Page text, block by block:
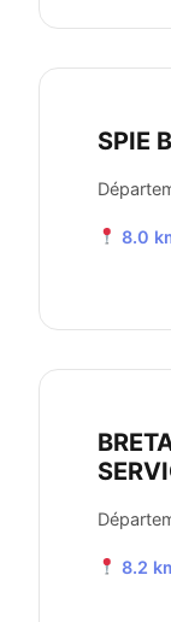
SPIE
8.0
8.2